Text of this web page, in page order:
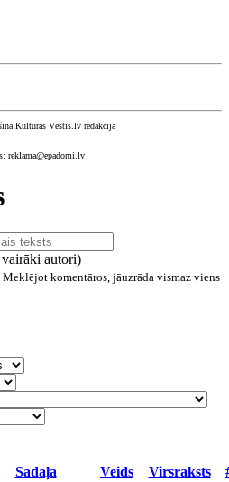
Kultūras Vēstis.lv redakcija
reklama@epadomi.lv
autori)
Meklējot komentāros, jāuzrāda vismaz viens
Sadaļa Veids Virsraksts